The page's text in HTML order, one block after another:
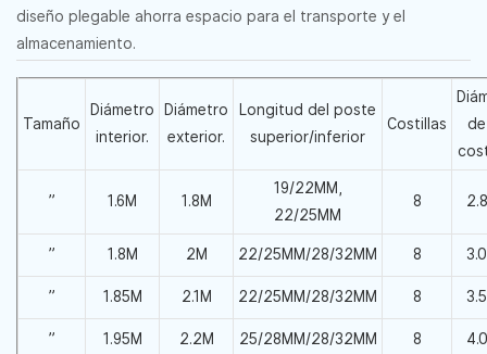
diseño plegable ahorra espacio para el transporte y el
almacenamiento.
Tamaño
Diámetro
interior.
Diámetro
exterior.
Longitud del poste
superior/inferior
Costillas
” 1.6M 1.8M
19/22MM,
22/25MM
8
” 1.8M 2M 22/25MM/28/32MM 8
” 1.85M 2.1M 22/25MM/28/32MM 8
” 1.95M 2.2M 25/28MM/28/32MM 8